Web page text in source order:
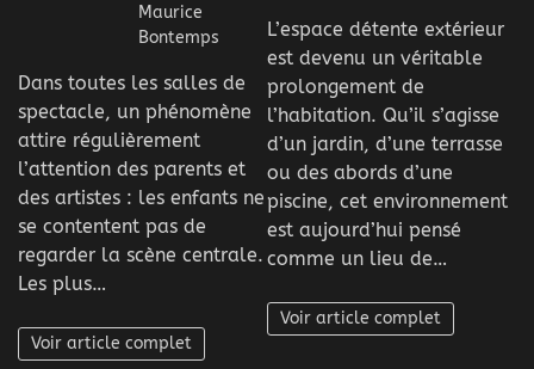
Maurice
Bontemps
Dans toutes les salles de
spectacle, un phénomène
attire régulièrement
l’attention des parents et
des artistes : les enfants ne
se contentent pas de
regarder la scène centrale.
Les plus…
Voir article complet
L’espace détente extérieur
est devenu un véritable
prolongement de
l’habitation. Qu’il s’agisse
d’un jardin, d’une terrasse
ou des abords d’une
piscine, cet environnement
est aujourd’hui pensé
comme un lieu de…
Voir article complet